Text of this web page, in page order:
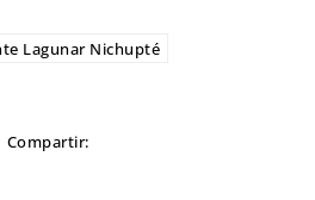
Lagunar Nichupté
Compartir: